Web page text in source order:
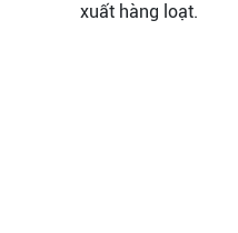
xuất hàng loạt.